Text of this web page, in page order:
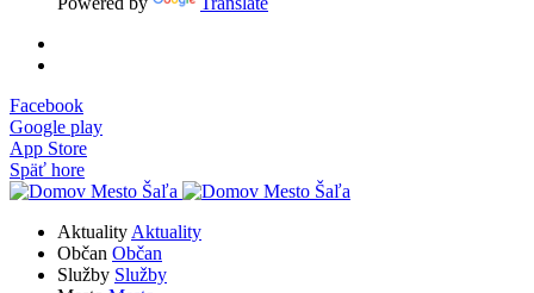
Facebook
Google play
App Store
Späť hore
Aktuality Aktuality
Občan Občan
Služby Služby